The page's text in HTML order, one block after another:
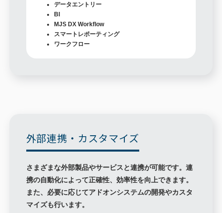
データエントリー
BI
MJS DX Workflow
スマートレポーティング
ワークフロー
外部連携・カスタマイズ
さまざまな外部製品やサービスと連携が可能です。連
携の自動化によって正確性、効率性を向上できます。
また、必要に応じてアドオンシステムの開発やカスタ
マイズも行います。